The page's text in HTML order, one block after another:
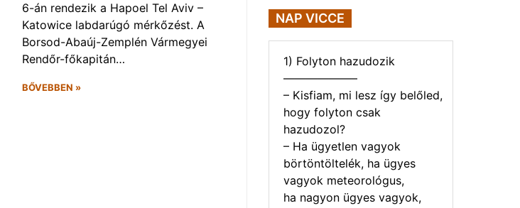
6-án rendezik a Hapoel Tel Aviv –
Katowice labdarúgó mérkőzést. A
Borsod-Abaúj-Zemplén Vármegyei
Rendőr-főkapitán…
BŐVEBBEN »
NAP VICCE
1) Folyton hazudozik
——————–
– Kisfiam, mi lesz így belőled,
hogy folyton csak
hazudozol?
– Ha ügyetlen vagyok
börtöntöltelék, ha ügyes
vagyok meteorológus,
ha nagyon ügyes vagyok,